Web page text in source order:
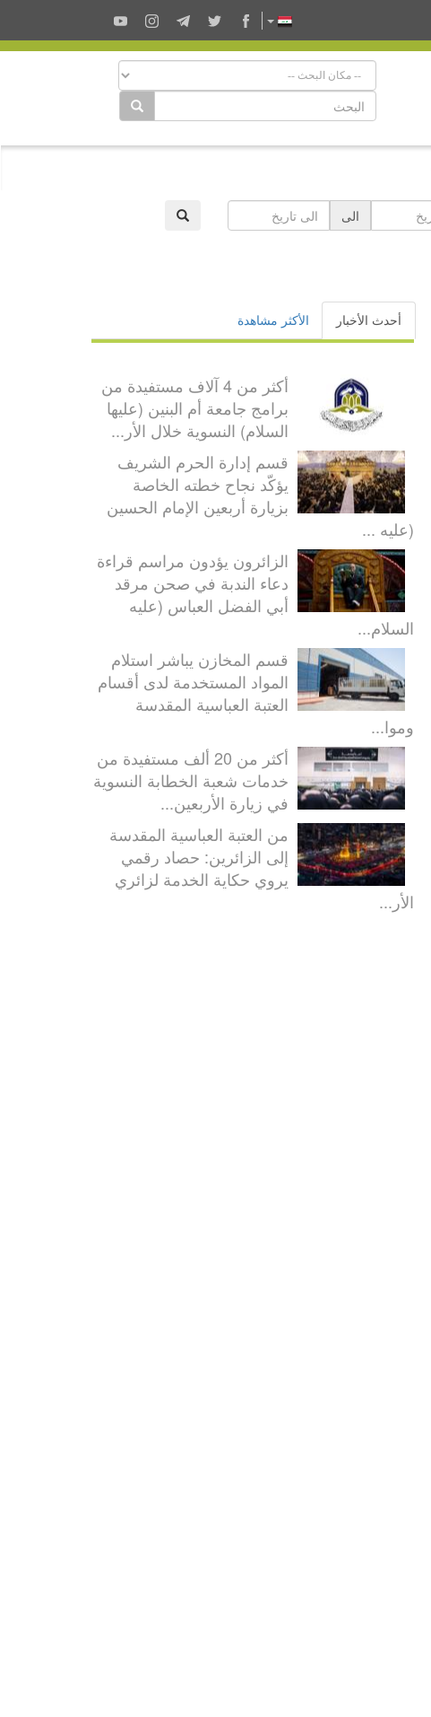
الى
أحدث الأخبار الأكثر مشاهدة
أكثر من 4 آلاف مستفيدة من
برامج جامعة أم البنين (عليها
السلام) النسوية خلال الأر...
قسم إدارة الحرم الشريف
يؤكّد نجاح خطته الخاصة
بزيارة أربعين الإمام الحسين
(عليه ...
الزائرون يؤدون مراسم قراءة
دعاء الندبة في صحن مرقد
أبي الفضل العباس (عليه
السلام...
قسم المخازن يباشر استلام
المواد المستخدمة لدى أقسام
العتبة العباسية المقدسة
وموا...
أكثر من 20 ألف مستفيدة من
خدمات شعبة الخطابة النسوية
في زيارة الأربعين...
من العتبة العباسية المقدسة
إلى الزائرين: حصاد رقمي
يروي حكاية الخدمة لزائري
الأر...